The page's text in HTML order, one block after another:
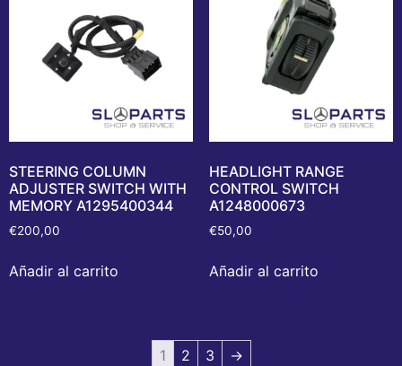
STEERING COLUMN
ADJUSTER SWITCH WITH
MEMORY A1295400344
€200,00
Añadir al carrito
HEADLIGHT RANGE
CONTROL SWITCH
A1248000673
€50,00
Añadir al carrito
1 2 3 →